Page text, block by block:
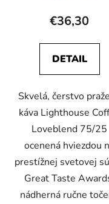
€36,30
DETAIL
Skvelá, čerstvo
káva Lighthouse
Loveblend 75/25
ocenená hviezdou
prestížnej svetovej
Great Taste
nádherná ručne